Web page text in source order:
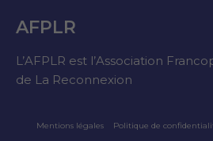
AFPLR
L’AFPLR est l’Association
de La Reconnexion
Mentions légales Politique de